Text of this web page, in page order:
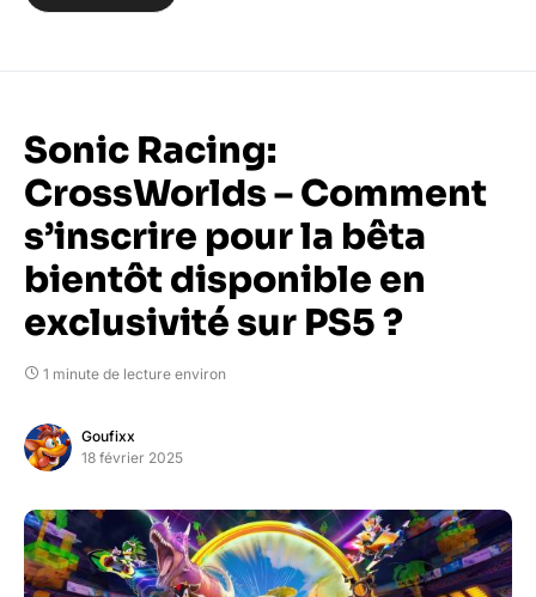
Sonic Racing:
CrossWorlds – Comment
s’inscrire pour la bêta
bientôt disponible en
exclusivité sur PS5 ?
1 minute de lecture environ
Goufixx
18 février 2025